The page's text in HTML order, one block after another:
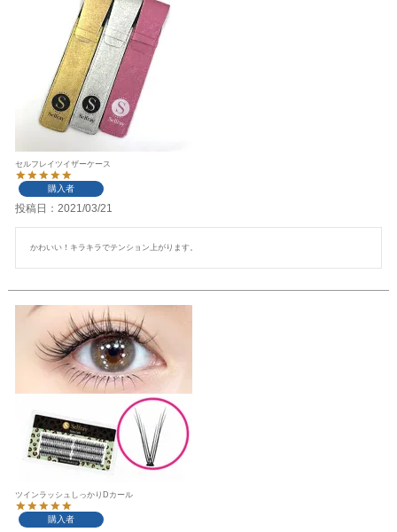
セルフレイツイザーケース
購入者
投稿日 2021/03/21
かわいい！キラキラでテンション上がります。
ツインラッシュしっかりDカール
購入者